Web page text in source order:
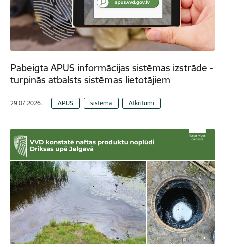
Pabeigta APUS informācijas sistēmas izstrāde -
turpinās atbalsts sistēmas lietotājiem
29.07.2026. APUS sistēma Atkritumi